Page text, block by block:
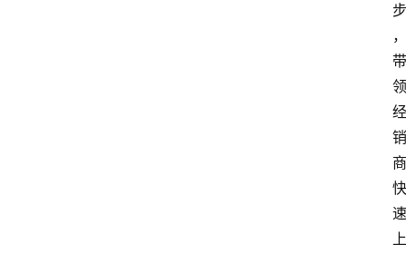
步
，
带
领
经
销
商
快
速
上